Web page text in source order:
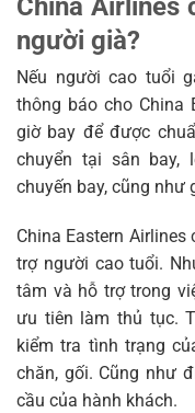
China Airlines
người già?
Nếu người cao tuổi
thông báo cho China
giờ bay để được
chuyển tại sân bay,
chuyến bay, cũng như
China Eastern
trợ người cao tuổi.
tâm và hỗ trợ trong
ưu tiên làm thủ tục.
kiểm tra tình trạng
chăn, gối. Cũng như
cầu của hành khách.